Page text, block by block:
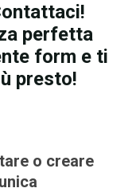
perfetta
form e ti
presto!
o creare